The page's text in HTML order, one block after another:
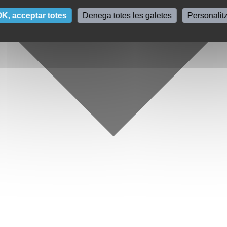
acceptar totes Denega totes les galetes